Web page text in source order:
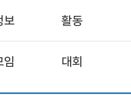
보 활동
임 대회